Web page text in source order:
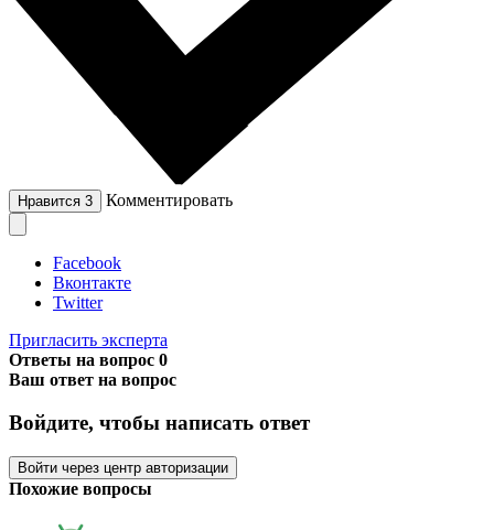
Нравится 3 Комментировать
Facebook
Вконтакте
Twitter
Пригласить эксперта
Ответы на вопрос 0
Ваш ответ на вопрос
Войдите, чтобы написать ответ
Войти через центр авторизации
Похожие вопросы